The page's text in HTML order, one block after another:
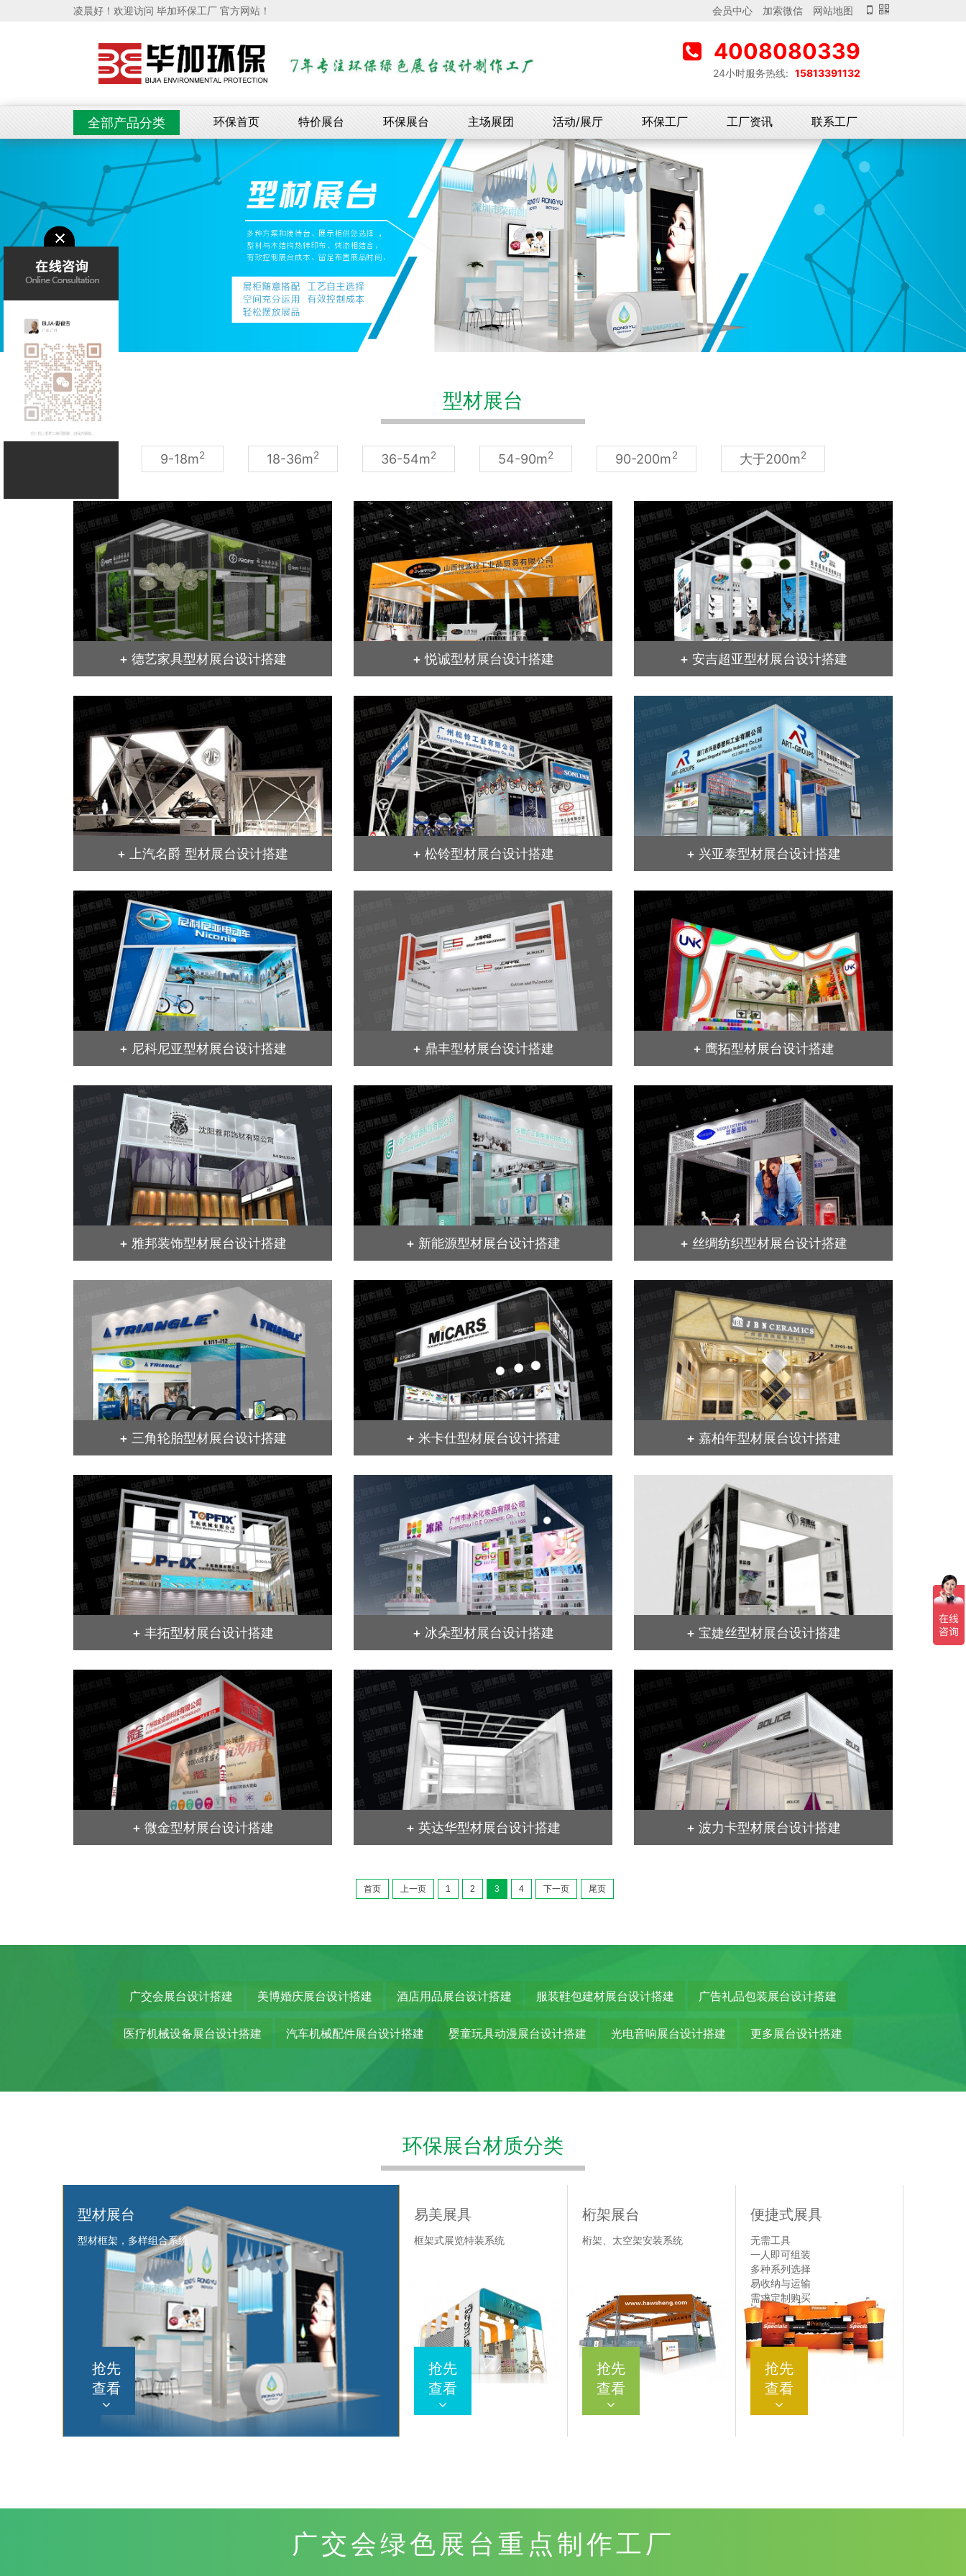
凌晨好！欢迎访问 毕加环保工厂 官方网站！ 会员中心 加索微信 网站地图
4008080339
24小时服务热线: 15813391132
全部产品分类 环保首页 特价展台 环保展台 主场展团 活动/展厅 环保工厂 工厂资讯 联系工厂
型材展台
9-18m2 18-36m2 36-54m2 54-90m2 90-200m2 大于200m2
+ 德艺家具型材展台设计搭建 + 悦诚型材展台设计搭建 + 安吉超亚型材展台设计搭建
+ 上汽名爵 型材展台设计搭建 + 松铃型材展台设计搭建 + 兴亚泰型材展台设计搭建
+ 尼科尼亚型材展台设计搭建 + 鼎丰型材展台设计搭建 + 鹰拓型材展台设计搭建
+ 雅邦装饰型材展台设计搭建 + 新能源型材展台设计搭建 + 丝绸纺织型材展台设计搭建
+ 三角轮胎型材展台设计搭建 + 米卡仕型材展台设计搭建 + 嘉柏年型材展台设计搭建
+ 丰拓型材展台设计搭建 + 冰朵型材展台设计搭建 + 宝婕丝型材展台设计搭建
+ 微金型材展台设计搭建 + 英达华型材展台设计搭建 + 波力卡型材展台设计搭建
首页 上一页 1 2 3 4 下一页 尾页
广交会展台设计搭建 美博婚庆展台设计搭建 酒店用品展台设计搭建 服装鞋包建材展台设计搭建 广告礼品包装展台设计搭建
医疗机械设备展台设计搭建 汽车机械配件展台设计搭建 婴童玩具动漫展台设计搭建 光电音响展台设计搭建 更多展台设计搭建
环保展台材质分类
型材展台
型材框架，多样组合系统
抢先
查看
易美展具
框架式展览特装系统
抢先
查看
框架式展览特装系统
抢先
查看
桁架展台
桁架、太空架安装系统
抢先
查看
桁架展台
桁架、太空架安装系统
抢先
查看
便捷式展具
无需工具
一人即可组装
多种系列选择
易收纳与运输
需求定制购买
抢先
查看
便捷式展具
无需工具
需求定制购买
抢先
查看
广交会绿色展台重点制作工厂